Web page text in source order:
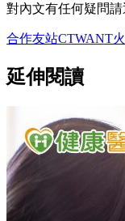
對內文有任何疑問請
合作友站CTWANT
延伸閱讀